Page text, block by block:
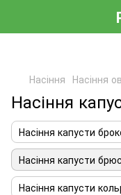
Насіння Насіння
Насіння
Насіння капусти
Насіння капусти
Насіння капусти